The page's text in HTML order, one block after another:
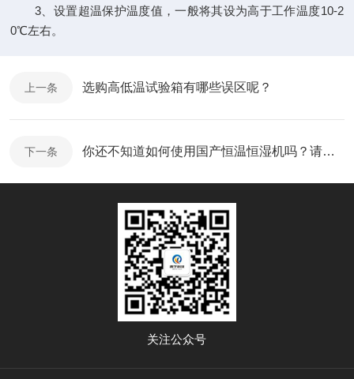
3、设置超温保护温度值，一般将其设为高于工作温度10-2
0℃左右。
上一条 选购高低温试验箱有哪些误区呢？
下一条 你还不知道如何使用国产恒温恒湿机吗？请看这里
关注公众号